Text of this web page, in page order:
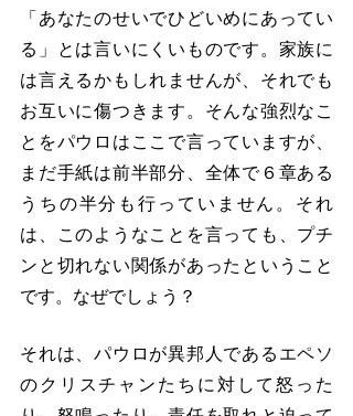
「あなたのせいでひどいめにあってい
る」とは言いにくいものです。家族に
は言えるかもしれませんが、それでも
お互いに傷つきます。そんな強烈なこ
とをパウロはここで言っていますが、
まだ手紙は前半部分、全体で６章ある
うちの半分も行っていません。それ
は、このようなことを言っても、プチ
ンと切れない関係があったということ
です。なぜでしょう？
それは、パウロが異邦人であるエペソ
のクリスチャンたちに対して怒った